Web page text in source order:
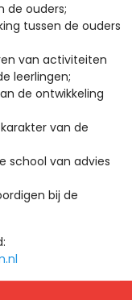
de ouders;
tussen de ouders
van activiteiten
leerlingen;
de ontwikkeling
van de
school van advies
bij de